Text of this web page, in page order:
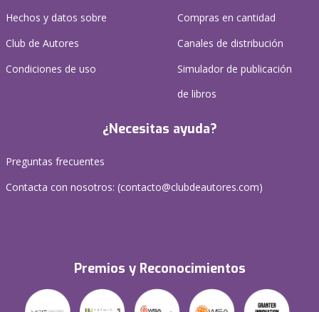
Hechos y datos sobre
Club de Autores
Condiciones de uso
Compras en cantidad
Canales de distribución
Simulador de publicación
de libros
¿Necesitas ayuda?
Preguntas frecuentes
Contacta con nosotros: (contacto@clubdeautores.com)
Premios y Reconocimientos